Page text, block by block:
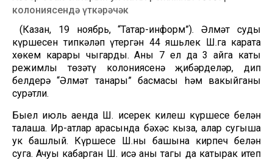
колониясендә үткәрәчәк
(Казан, 19 ноябрь, “Татар-информ”). Әлмәт суды
күршесен типкәләп үтергән 44 яшьлек Ш.га карата
хөкем карары чыгарды. Аны 7 ел да 3 айга каты
режимлы төзәтү колониясенә җибәрделәр, дип
белдерә “Әлмәт таңнары” басмасы һәм вакыйганы
сурәтли.
Быел июль аенда Ш. исерек килеш күршесе белән
талаша. Ир-атлар арасында бәхәс кыза, алар сугыша
ук башлый. Күршесе Ш.ның башына кирпеч белән
суга. Ачуы кабарган Ш. исә аны тагы да катырак итеп